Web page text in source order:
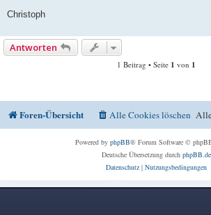
Christoph
Antworten
1 Beitrag • Seite 1 von 1
Foren-Übersicht Alle Cookies löschen
Powered by phpBB® Forum Software ©
Deutsche Übersetzung durch phpBB.de
Datenschutz| Nutzungsbedingungen